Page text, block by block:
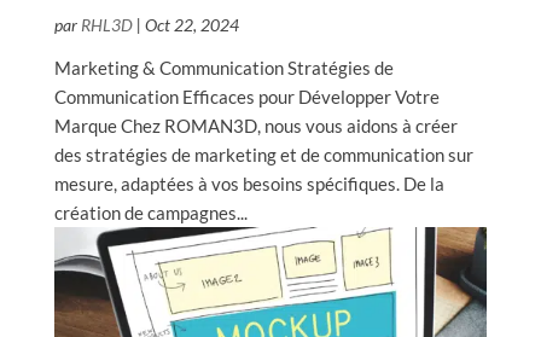
par RHL3D| Oct 22, 2024
Marketing & Communication Stratégies de
Communication Efficaces pour Développer Votre
Marque Chez ROMAN3D, nous vous aidons à créer
des stratégies de marketing et de communication sur
mesure, adaptées à vos besoins spécifiques. De la
création de campagnes...